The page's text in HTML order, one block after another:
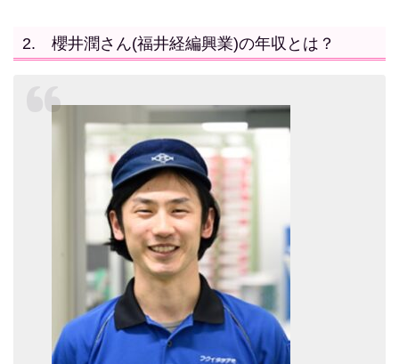
2. 櫻井潤さん(福井経編興業)の年収とは？